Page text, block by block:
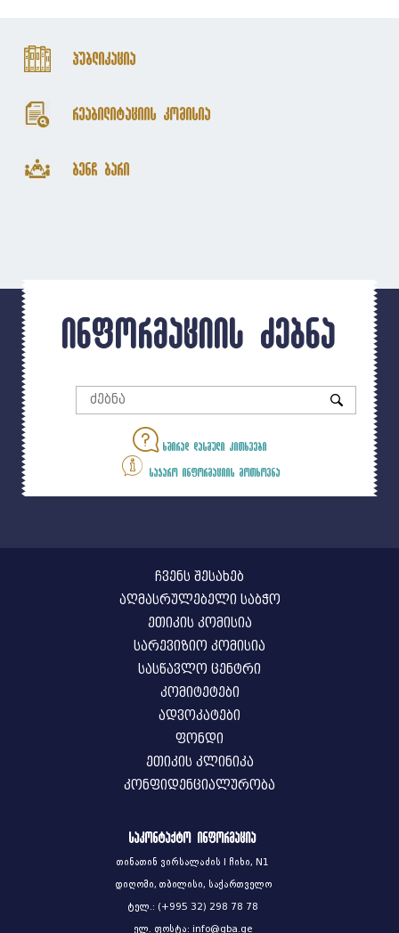
პუბლიკაცია
რეაბილიტაციის კომისია
ბენჩ ბარი
ინფორმაციის ძებნა
ხშირად დასმული კითხვები
საჯარო ინფორმაციის მოთხოვნა
ჩვენს შესახებ
აღმასრულებელი საბჭო
ეთიკის კომისია
სარევიზიო კომისია
სასწავლო ცენტრი
კომიტეტები
ადვოკატები
ფონდი
ეთიკის კლინიკა
კონფიდენციალურობა
საკონტაქტო ინფორმაცია
თინათინ ვირსალაძის I ჩიხი, N1
დიღომი, თბილისი, საქართველო
ტელ.: (+995 32) 298 78 78
ელ. ფოსტა: info@gba.ge